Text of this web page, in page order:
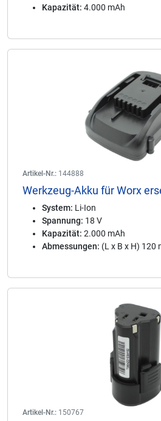
Kapazität: 4.000 mAh
Artikel-Nr.: 144888
Werkzeug-Akku für Worx
System: Li-Ion
Spannung: 18 V
Kapazität: 2.000 mAh
Abmessungen: (L x B x H) 120
Artikel-Nr.: 150767